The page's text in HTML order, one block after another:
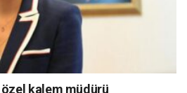
özel kalem müdürü